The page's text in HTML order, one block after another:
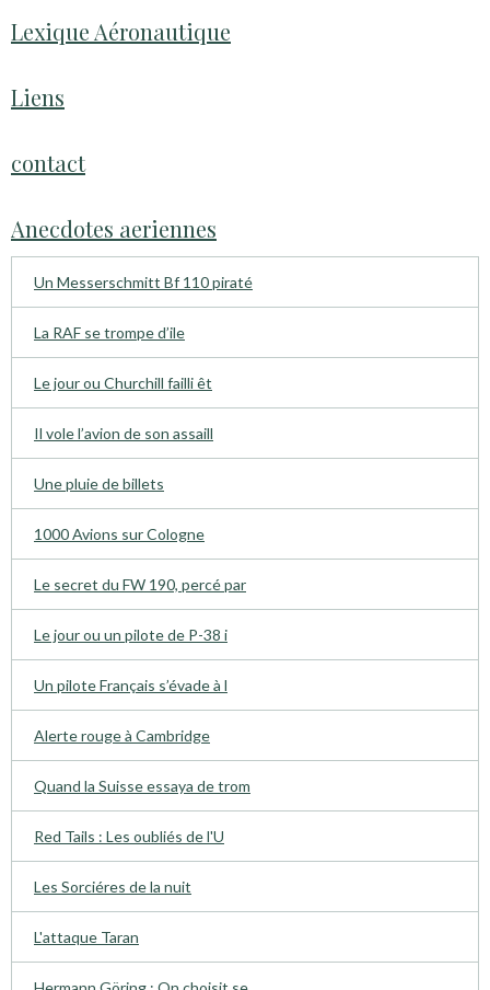
Lexique Aéronautique
Liens
contact
Anecdotes aeriennes
Un Messerschmitt Bf 110 piraté
La RAF se trompe d’ile
Le jour ou Churchill failli êt
Il vole l’avion de son assaill
Une pluie de billets
1000 Avions sur Cologne
Le secret du FW 190, percé par
Le jour ou un pilote de P-38 i
Un pilote Français s’évade à l
Alerte rouge à Cambridge
Quand la Suisse essaya de trom
Red Tails : Les oubliés de l'U
Les Sorciéres de la nuit
L'attaque Taran